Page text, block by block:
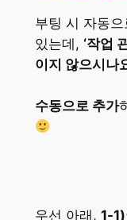
부팅 시 자동
있는데, ‘작업
이지 않으시나
수동으로 추가
우선 아래, 1-